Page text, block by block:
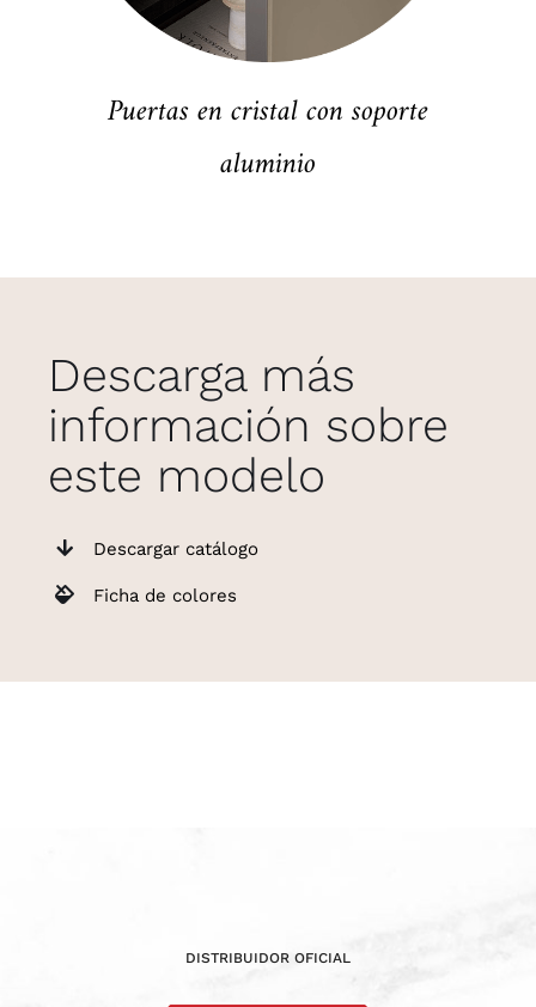
Puertas en cristal con soporte
aluminio
Descarga más
información sobre
este modelo
Descargar catálogo
Ficha de colores
DISTRIBUIDOR OFICIAL